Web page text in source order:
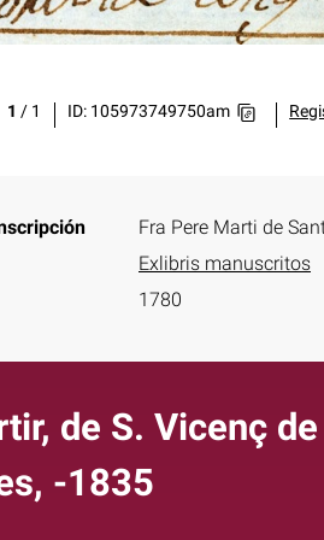
1 / 1 ID: 105973749750am
Fra Pere Marti de
Exlibris manuscritos
1780
de S. Vicenç de
-1835